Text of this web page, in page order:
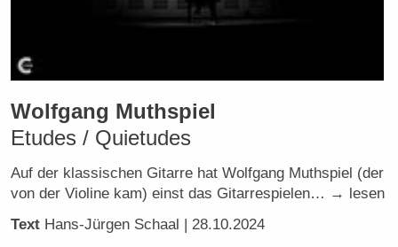
Wolfgang Muthspiel
Etudes / Quietudes
Auf der klassischen Gitarre hat Wolfgang Muthspiel (der
von der Violine kam) einst das Gitarrespielen… → lesen
Text Hans-Jürgen Schaal | 28.10.2024